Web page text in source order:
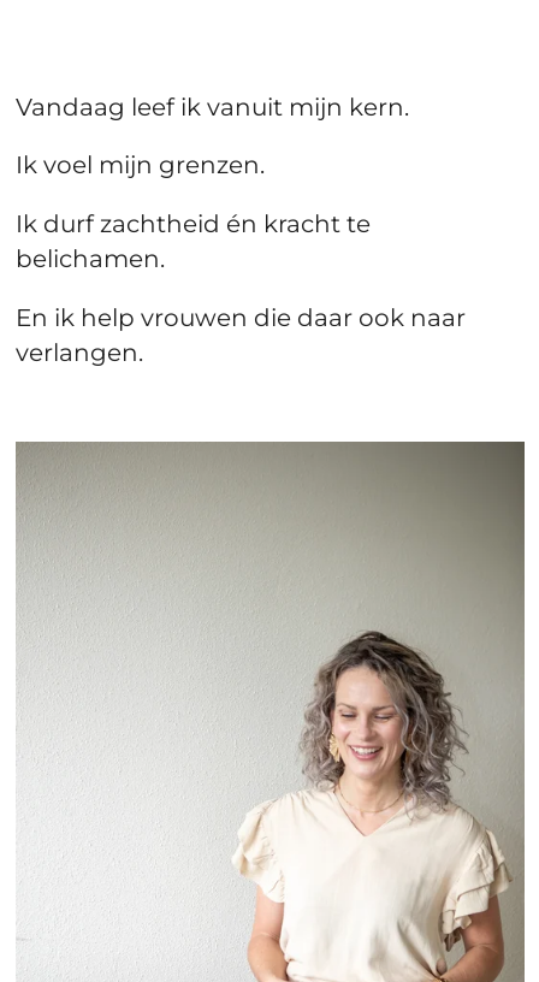
Vandaag leef ik vanuit mijn kern.
Ik voel mijn grenzen.
Ik durf zachtheid én kracht te
belichamen.
En ik help vrouwen die daar ook naar
verlangen.